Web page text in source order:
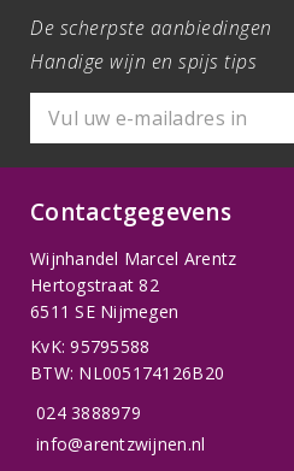
De scherpste aanbiedingen
Handige wijn en spijs tips
Contactgegevens
Wijnhandel Marcel Arentz
Hertogstraat 82
6511 SE Nijmegen
KvK: 95795588
BTW: NL005174126B20
024 3888979
info@arentzwijnen.nl